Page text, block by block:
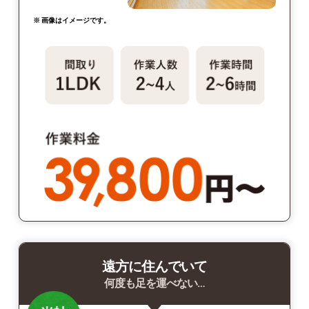
※ 画像はイメージです。
遠方に住んでいて
何度も足を運べない…